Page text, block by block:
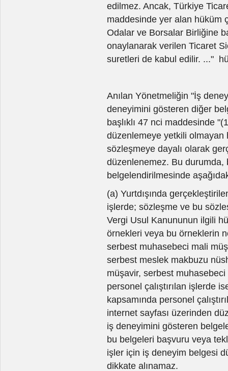
edilmez. Ancak, Türkiye
maddesinde yer alan hüküm
Odalar ve Borsalar Birliğine
onaylanarak verilen Ticaret
suretleri de kabul edilir. ..."
Anılan Yönetmeliğin "İş
deneyimini gösteren diğer
başlıklı 47 nci maddesinde
düzenlemeye yetkili
sözleşmeye dayalı olarak
düzenlenemez. Bu
belgelendirilmesinde
(a) Yurtdışında
işlerde; sözleşme ve bu
Vergi Usul Kanununun ilgili
örnekleri veya bu örneklerin
serbest muhasebeci mali
serbest meslek makbuzu
müşavir, serbest
personel çalıştırılan işlerde
kapsamında personel
internet sayfası üzerinden
iş deneyimini gösteren
bu belgeleri başvuru veya
işler için iş deneyim belgesi
dikkate alınamaz.